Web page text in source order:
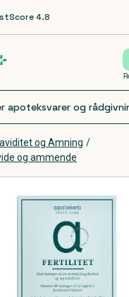
4.8
og Amning /
og ammende